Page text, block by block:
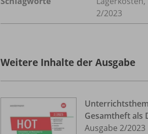
2/2023
Weitere Inhalte der Ausgabe
Gesamtheft als
Ausgabe 2/2023